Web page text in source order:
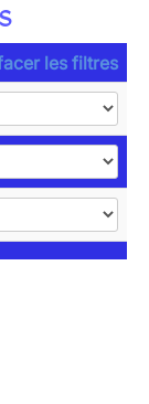
les filtres